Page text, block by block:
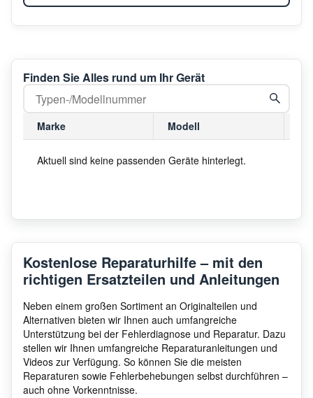
Finden Sie Alles rund um Ihr Gerät
Marke Modell
Aktuell sind keine passenden Geräte hinterlegt.
Kostenlose Reparaturhilfe – mit den
richtigen Ersatzteilen und Anleitungen
Neben einem großen Sortiment an Originalteilen und
Alternativen bieten wir Ihnen auch umfangreiche
Unterstützung bei der Fehlerdiagnose und Reparatur. Dazu
stellen wir Ihnen umfangreiche Reparaturanleitungen und
Videos zur Verfügung. So können Sie die meisten
Reparaturen sowie Fehlerbehebungen selbst durchführen –
auch ohne Vorkenntnisse.